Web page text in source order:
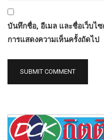
บันทึกชื่อ, อีเมล และชื่อเว็บไ
การแสดงความเห็นครั้งถัดไป